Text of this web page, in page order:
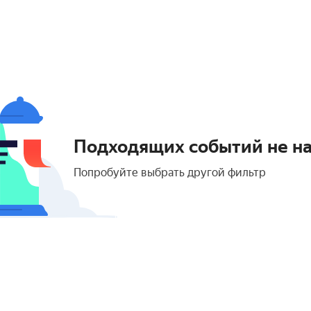
Подходящих событий не
Попробуйте выбрать другой фильтр